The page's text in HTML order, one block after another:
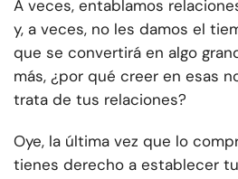
A veces, entablamos
y, a veces, no les damos el
que se convertirá en algo
más, ¿por qué creer en esas
trata de tus relaciones?
Oye, la última vez que lo
tienes derecho a establecer